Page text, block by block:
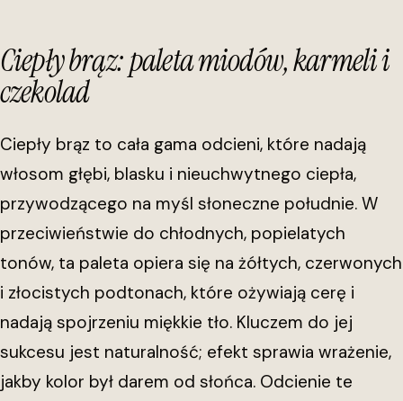
Ciepły brąz: paleta miodów, karmeli i
czekolad
Ciepły brąz to cała gama odcieni, które nadają
włosom głębi, blasku i nieuchwytnego ciepła,
przywodzącego na myśl słoneczne południe. W
przeciwieństwie do chłodnych, popielatych
tonów, ta paleta opiera się na żółtych, czerwonych
i złocistych podtonach, które ożywiają cerę i
nadają spojrzeniu miękkie tło. Kluczem do jej
sukcesu jest naturalność; efekt sprawia wrażenie,
jakby kolor był darem od słońca. Odcienie te